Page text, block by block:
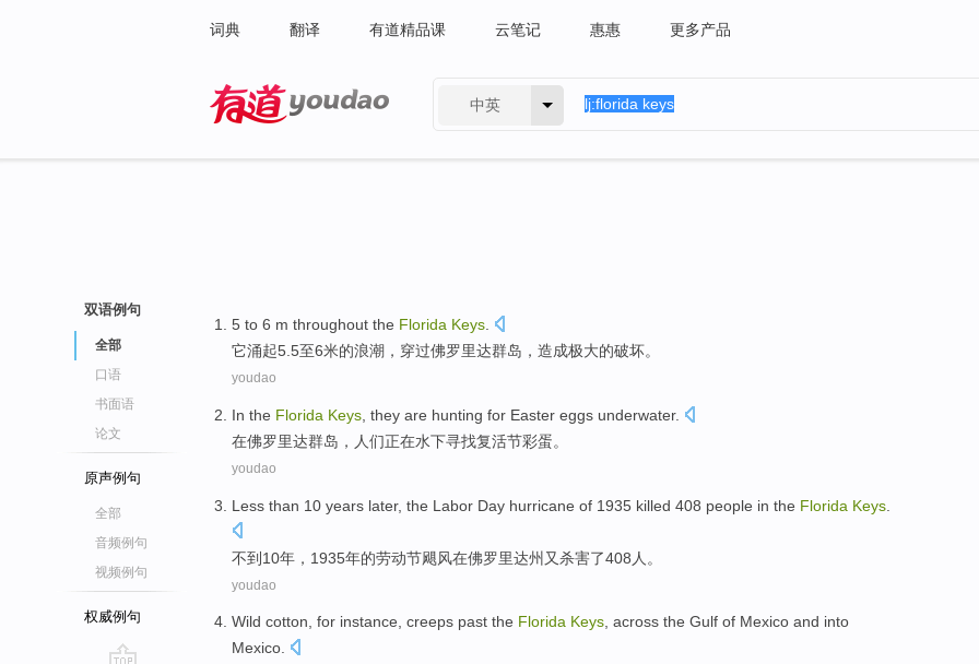
词典 翻译 有道精品课 云笔记 惠惠 更多产品
中英
双语例句
全部
口语
书面语
论文
原声例句
全部
音频例句
视频例句
权威例句
5 to 6 m throughout the Florida Keys
它涌起5.5至6米的浪潮，穿过佛罗里达群岛，造成极大的破坏。
youdao
In the Florida Keys they are hunting for Easter eggs underwater.
在佛罗里达群岛 ， 人们正在水下寻找复活节彩蛋。
youdao
Less than 10 years later, the Labor Day hurricane of 1935 killed 408 people in the Florida Keys
不到10年 ，1935年的劳动节飓风在佛罗里达州又杀害了408 人 。
youdao
Wild cotton, for instance, creeps past the Florida Keys, across the Gulf of Mexico and into
Mexico.